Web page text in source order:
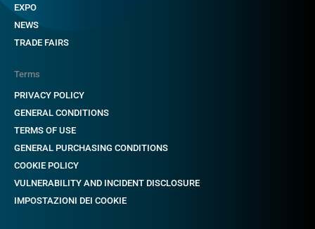
EXPO
NEWS
TRADE FAIRS
Terms
PRIVACY POLICY
GENERAL CONDITIONS
TERMS OF USE
GENERAL PURCHASING CONDITIONS
COOKIE POLICY
VULNERABILITY AND INCIDENT DISCLOSURE
IMPOSTAZIONI DEI COOKIE